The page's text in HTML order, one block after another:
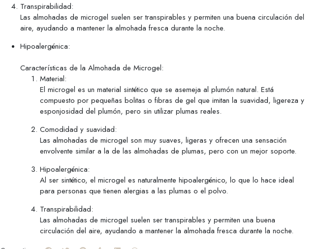
Transpirabilidad:
Las almohadas de microgel suelen ser transpirables y permiten una buena circulación del
aire, ayudando a mantener la almohada fresca durante la noche.
Hipoalergénica:
Características de la Almohada de Microgel:
Material:
El microgel es un material sintético que se asemeja al plumón natural. Está
compuesto por pequeñas bolitas o fibras de gel que imitan la suavidad, ligereza y
esponjosidad del plumón, pero sin utilizar plumas reales.
Comodidad y suavidad:
Las almohadas de microgel son muy suaves, ligeras y ofrecen una sensación
envolvente similar a la de las almohadas de plumas, pero con un mejor soporte.
Hipoalergénica:
Al ser sintético, el microgel es naturalmente hipoalergénico, lo que lo hace ideal
para personas que tienen alergias a las plumas o el polvo.
Transpirabilidad:
Las almohadas de microgel suelen ser transpirables y permiten una buena
circulación del aire, ayudando a mantener la almohada fresca durante la noche.